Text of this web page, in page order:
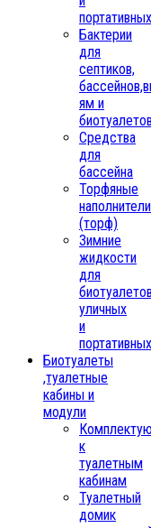
портативных
Бактерии
для
септиков,
ям и
биотуалетов
Средства
для
бассейна
Торфяные
наполнители
(торф)
Зимние
жидкости
для
биотуалетов
уличных
и
портативных
Биотуалеты
,туалетные
кабины и
модули
к
туалетным
кабинам
Туалетный
домик